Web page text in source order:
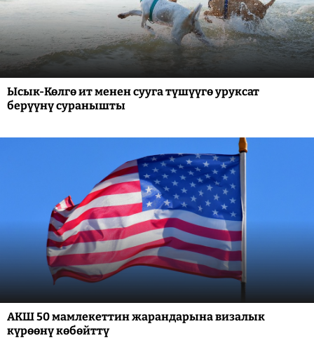
Ысык-Көлгө ит менен сууга түшүүгө уруксат
берүүнү суранышты
АКШ 50 мамлекеттин жарандарына визалык
күрөөнү көбөйттү